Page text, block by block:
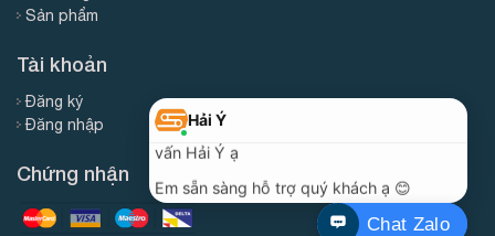
Sản phẩm
Tài khoản
Đăng ký
Đăng nhập
Chứng nhận